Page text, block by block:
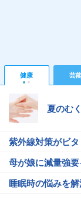
健康 芸
夏のむ
紫外線対策がビ
母が娘に減量強
睡眠時の悩みを